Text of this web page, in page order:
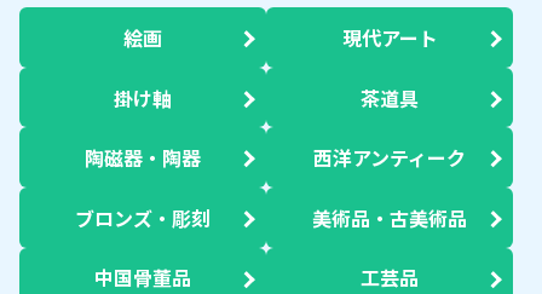
絵画 現代アート
掛け軸 茶道具
陶磁器・陶器 西洋アンティーク
ブロンズ・彫刻 美術品・古美術品
中国骨董品 工芸品